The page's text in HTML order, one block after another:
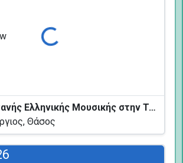
Φόρτωση...
Βραδιά Ζωντανής Ελληνικής Μουσικής στην Ταβέρνα Κελάρι
Θάσος